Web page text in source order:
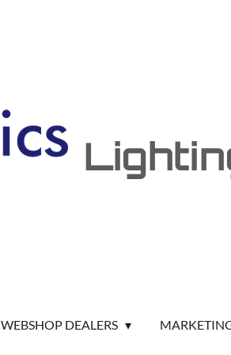
WEBSHOP DEALERS